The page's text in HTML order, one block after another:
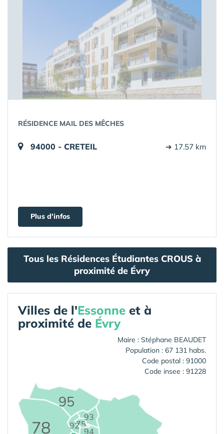
RÉSIDENCE MAIL DES MÊCHES
94000 - CRETEIL ➔ 17.57 km
Plus d'infos
Tous les Résidences Étudiantes CROUS à
proximité de Évry
Villes de l'Essonne et à
proximité de Évry
Maire : Stéphane BEAUDET
Population : 67 131 habs.
Code postal : 91000
Code insee : 91228
75
78 92
93
94
95